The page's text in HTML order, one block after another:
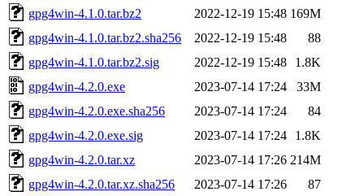
gpg4win-4.1.0.tar.bz2
2022-12-19 15:48 169M
gpg4win-4.1.0.tar.bz2.sha256
2022-12-19 15:48
88
gpg4win-4.1.0.tar.bz2.sig
2022-12-19 15:48
1.8K
gpg4win-4.2.0.exe
2023-07-14 17:24
33M
gpg4win-4.2.0.exe.sha256
2023-07-14 17:24
84
gpg4win-4.2.0.exe.sig
2023-07-14 17:24
1.8K
gpg4win-4.2.0.tar.xz
2023-07-14 17:26 214M
gpg4win-4.2.0.tar.xz.sha256
2023-07-14 17:26 87